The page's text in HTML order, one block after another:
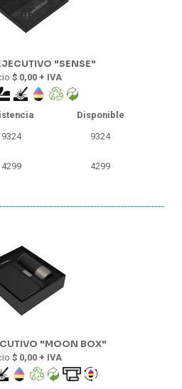
"SENSE"
$ 0,00 + IVA
Disponible
9324
9324
4299 4299
"MOON BOX"
$ 0,00 + IVA